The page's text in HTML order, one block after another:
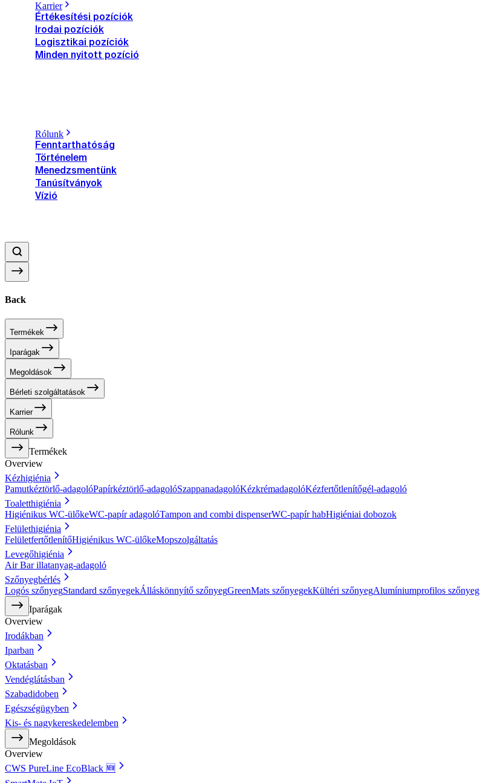
Karrier
Értékesítési pozíciók
Irodai pozíciók
Logisztikai pozíciók
Minden nyitott pozíció
Rólunk
Fenntarthatóság
Történelem
Menedzsmentünk
Tanúsítványok
Vízió
Back
Termékek
Iparágak
Megoldások
Bérleti szolgáltatások
Karrier
Rólunk
Termékek
Overview
Kézhigiénia
Pamutkéztörlő-adagolóPapírkéztörlő-adagolóSzappanadagolóKézkrémadagolóKézfertőtlenítőgél-adagoló
Toaletthigiénia
Higiénikus WC-ülőkeWC-papír adagolóTampon and combi dispenserWC-papír habHigiéniai dobozok
Felülethigiénia
FelületfertőtlenítőHigiénikus WC-ülőkeMopszolgáltatás
Levegőhigiénia
Air Bar illatanyag-adagoló
Szőnyegbérlés
Logós szőnyegStandard szőnyegekÁlláskönnyítő szőnyegGreenMats szőnyegekKültéri szőnyegAlumíniumprofilos szőnyeg
Iparágak
Overview
Irodákban
Iparban
Oktatásban
Vendéglátásban
Szabadidoben
Egészségügyben
Kis- és nagykereskedelemben
Megoldások
Overview
CWS PureLine EcoBlack 🆕